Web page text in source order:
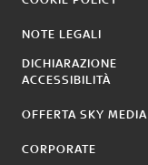
NOTE LEGALI
DICHIARAZIONE
ACCESSIBILITÀ
OFFERTA SKY MEDIA
CORPORATE